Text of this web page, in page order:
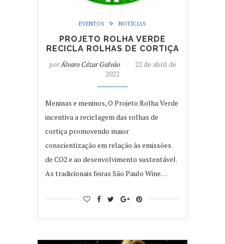
EVENTOS NOTÍCIAS
PROJETO ROLHA VERDE
RECICLA ROLHAS DE CORTIÇA
porÁlvaro Cézar Galvão
22 de abril de
2022
Meninas e meninos, O Projeto Rolha Verde
incentiva a reciclagem das rolhas de
cortiça promovendo maior
conscientização em relação às emissões
de CO2 e ao desenvolvimento sustentável.
As tradicionais feiras São Paulo Wine…